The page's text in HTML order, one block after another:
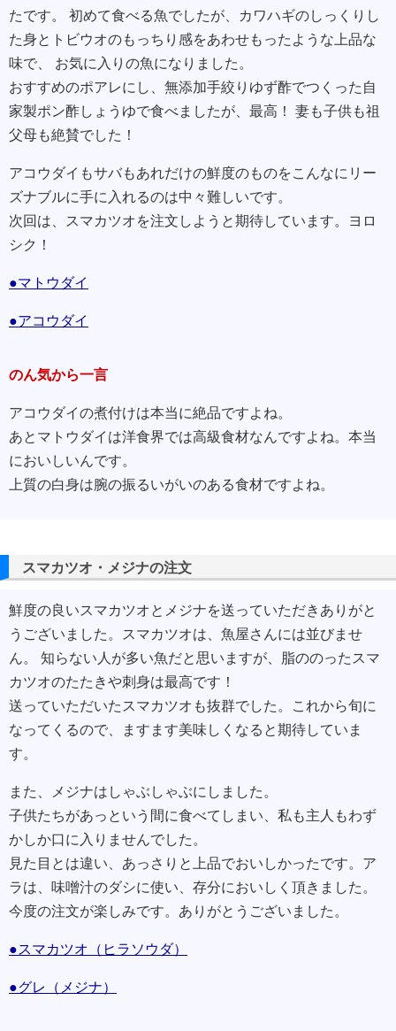
たです。 初めて食べる魚でしたが、カワハギのしっくりし
た身とトビウオのもっちり感をあわせもったような上品な
味で、 お気に入りの魚になりました。
おすすめのポアレにし、無添加手絞りゆず酢でつくった自
家製ポン酢しょうゆで食べましたが、最高！ 妻も子供も祖
父母も絶賛でした！
アコウダイもサバもあれだけの鮮度のものをこんなにリー
ズナブルに手に入れるのは中々難しいです。
次回は、スマカツオを注文しようと期待しています。ヨロ
シク！
●マトウダイ
●アコウダイ
のん気から一言
アコウダイの煮付けは本当に絶品ですよね。
あとマトウダイは洋食界では高級食材なんですよね。本当
においしいんです。
上質の白身は腕の振るいがいのある食材ですよね。
スマカツオ・メジナの注文
鮮度の良いスマカツオとメジナを送っていただきありがと
うございました。スマカツオは、魚屋さんには並びませ
ん。 知らない人が多い魚だと思いますが、脂ののったスマ
カツオのたたきや刺身は最高です！
送っていただいたスマカツオも抜群でした。これから旬に
なってくるので、ますます美味しくなると期待していま
す。
また、メジナはしゃぶしゃぶにしました。
子供たちがあっという間に食べてしまい、私も主人もわず
かしか口に入りませんでした。
見た目とは違い、あっさりと上品でおいしかったです。ア
ラは、味噌汁のダシに使い、存分においしく頂きました。
今度の注文が楽しみです。ありがとうございました。
●スマカツオ（ヒラソウダ）
●グレ（メジナ）